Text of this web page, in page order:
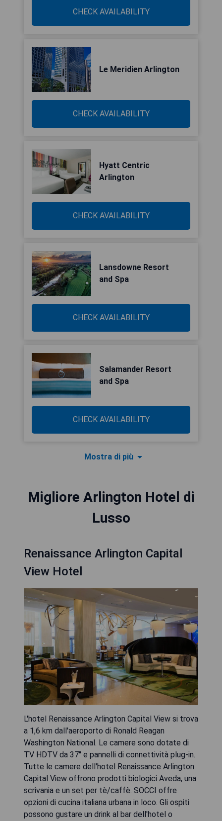
CHECK AVAILABILITY
Le Meridien Arlington
CHECK AVAILABILITY
Hyatt Centric
Arlington
CHECK AVAILABILITY
Lansdowne Resort
and Spa
CHECK AVAILABILITY
Salamander Resort
and Spa
CHECK AVAILABILITY
Mostra di più
Migliore Arlington Hotel di
Lusso
Renaissance Arlington Capital
View Hotel
L'hotel Renaissance Arlington Capital View si trova
a 1,6 km dall'aeroporto di Ronald Reagan
Washington National. Le camere sono dotate di
TV HDTV da 37'' e pannelli di connettività plug-in.
Tutte le camere dell'hotel Renaissance Arlington
Capital View offrono prodotti biologici Aveda, una
scrivania e un set per tè/caffè. SOCCI offre
opzioni di cucina italiana urbana in loco. Gli ospiti
possono gustare un drink al bar dell'hotel o